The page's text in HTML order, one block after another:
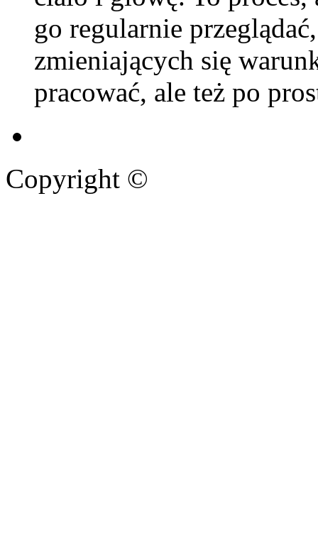
go regularnie
zmieniających się
pracować, ale też po
Copyright ©